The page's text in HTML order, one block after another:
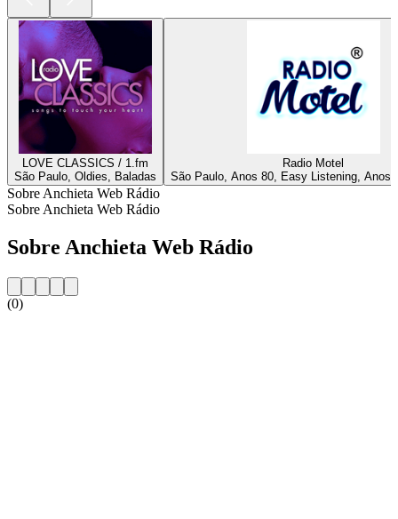
LOVE CLASSICS / 1.fm
São Paulo, Oldies, Baladas
Radio Motel
São Paulo, Anos 80, Easy Listening, Anos
Sobre Anchieta Web Rádio
Sobre Anchieta Web Rádio
Sobre Anchieta Web Rádio
(0)